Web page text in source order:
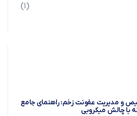
(۱)
و مدیریت عفونت زخم: راهنمای جامع
با چالش میکروبی